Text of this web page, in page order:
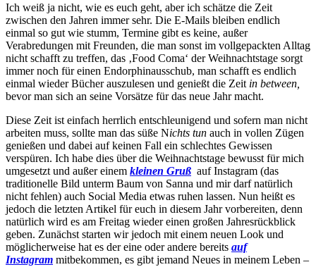
Ich weiß ja nicht, wie es euch geht, aber ich schätze die Zeit
zwischen den Jahren immer sehr. Die E-Mails bleiben endlich
einmal so gut wie stumm, Termine gibt es keine, außer
Verabredungen mit Freunden, die man sonst im vollgepackten Alltag
nicht schafft zu treffen, das ‚Food Coma‘ der Weihnachtstage sorgt
immer noch für einen Endorphinausschub, man schafft es endlich
einmal wieder Bücher auszulesen und genießt die Zeit in between,
bevor man sich an seine Vorsätze für das neue Jahr macht.
Diese Zeit ist einfach herrlich entschleunigend und sofern man nicht
arbeiten muss, sollte man das süße Nichts tun auch in vollen Zügen
genießen und dabei auf keinen Fall ein schlechtes Gewissen
verspüren. Ich habe dies über die Weihnachtstage bewusst für mich
umgesetzt und außer einem kleinen Gruß auf Instagram (das
traditionelle Bild unterm Baum von Sanna und mir darf natürlich
nicht fehlen) auch Social Media etwas ruhen lassen. Nun heißt es
jedoch die letzten Artikel für euch in diesem Jahr vorbereiten, denn
natürlich wird es am Freitag wieder einen großen Jahresrückblick
geben. Zunächst starten wir jedoch mit einem neuen Look und
möglicherweise hat es der eine oder andere bereits auf
Instagram mitbekommen, es gibt jemand Neues in meinem Leben –